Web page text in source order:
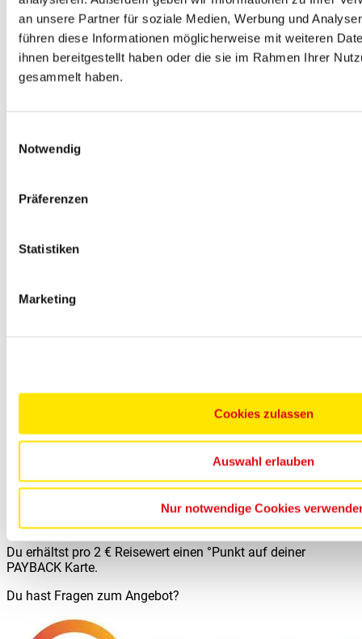
an unsere Partner für soziale Medien, Werbung und
führen diese Informationen möglicherweise mit weiteren
ihnen bereitgestellt haben oder die sie im Rahmen Ihrer
gesammelt haben.
Notwendig
Präferenzen
Statistiken
Marketing
Cookies zulassen
Auswahl erlauben
Nur notwendige Cookies
Du erhältst pro 2 € Reisewert einen °Punkt auf deiner
PAYBACK Karte.
Du hast Fragen zum Angebot?